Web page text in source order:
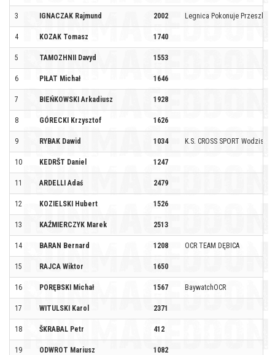
3 IGNACZAK Rajmund 2002 Legnica Pokonuje
4 KOZAK Tomasz 1740
5 TAMOZHNII Davyd 1553
6 PIŁAT Michał 1646
7 BIEŃKOWSKI Arkadiusz 1928
8 GÓRECKI Krzysztof 1626
9 RYBAK Dawid 1034 K.S. CROSS SPORT
10 KEDRŠT Daniel 1247
11 ARDELLI Adaś 2479
12 KOZIELSKI Hubert 1526
13 KAŹMIERCZYK Marek 2513
14 BARAN Bernard 1208 OCR TEAM DĘBICA
15 RAJCA Wiktor 1650
16 PORĘBSKI Michał 1567 BaywatchOCR
17 WITULSKI Karol 2371
18 ŠKRABAL Petr 412
19 ODWROT Mariusz 1082